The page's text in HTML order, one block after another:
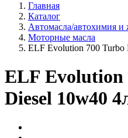
Главная
Каталог
Автомасла/автохимия и
Моторные масла
ELF Evolution 700
ELF Evolution
Diesel 10w40